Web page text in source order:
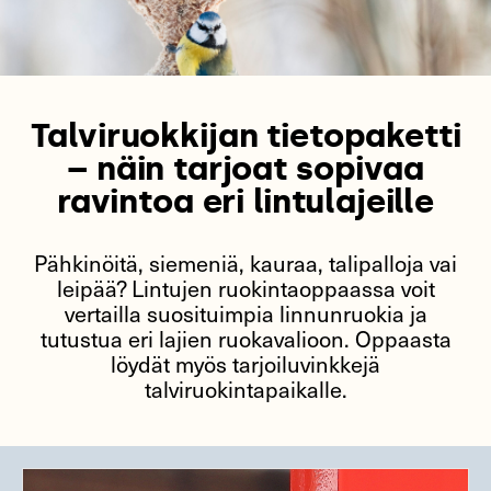
Talviruokkijan tietopaketti
– näin tarjoat sopivaa
ravintoa eri lintulajeille
Pähkinöitä, siemeniä, kauraa, talipalloja vai
leipää? Lintujen ruokintaoppaassa voit
vertailla suosituimpia linnunruokia ja
tutustua eri lajien ruokavalioon. Oppaasta
löydät myös tarjoiluvinkkejä
talviruokintapaikalle.